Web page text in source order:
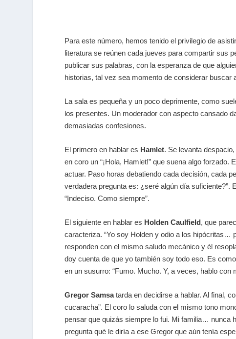
Para este número, hemos tenido el privilegio de
literatura se reúnen cada jueves para compartir
publicar sus palabras, con la esperanza de que
historias, tal vez sea momento de considerar
La sala es pequeña y un poco deprimente, como
los presentes. Un moderador con aspecto cansado
demasiadas confesiones.
El primero en hablar es Hamlet. Se levanta
en coro un “¡Hola, Hamlet!” que suena algo
actuar. Paso horas debatiendo cada decisión, cada
verdadera pregunta es: ¿seré algún día
“Indeciso. Como siempre”.
El siguiente en hablar es Holden Caulfield, que
caracteriza. “Yo soy Holden y odio a los hipócritas…
responden con el mismo saludo mecánico y él
doy cuenta de que yo también soy todo eso. Es
en un susurro: “Fumo. Mucho. Y, a veces, hablo con
Gregor Samsatarda en decidirse a hablar. Al final,
cucaracha”. El coro lo saluda con el mismo tono
pensar que quizás siempre lo fui. Mi familia… nunca
pregunta qué le diría a ese Gregor que aún tenía